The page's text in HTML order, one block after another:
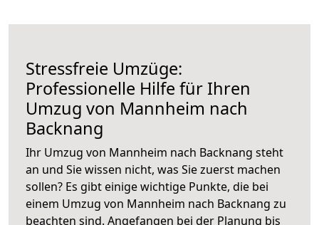
Stressfreie Umzüge:
Professionelle Hilfe für Ihren
Umzug von Mannheim nach
Backnang
Ihr Umzug von Mannheim nach Backnang steht
an und Sie wissen nicht, was Sie zuerst machen
sollen? Es gibt einige wichtige Punkte, die bei
einem Umzug von Mannheim nach Backnang zu
beachten sind. Angefangen bei der Planung bis